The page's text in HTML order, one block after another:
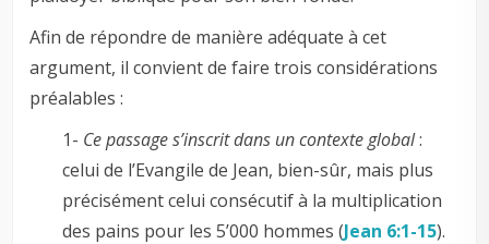
Afin de répondre de manière adéquate à cet
argument, il convient de faire trois considérations
préalables :
1- Ce passage s’inscrit dans un contexte global:
celui de l’Evangile de Jean, bien-sûr, mais plus
précisément celui consécutif à la multiplication
des pains pour les 5’000 hommes (Jean 6:1-15).